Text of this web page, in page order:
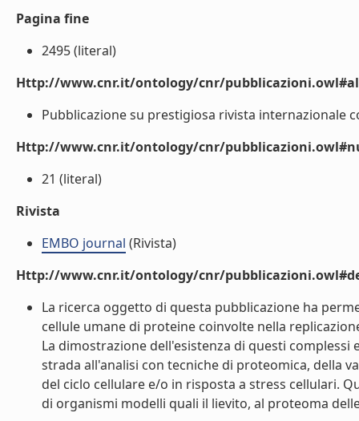
Pagina fine
2495 (literal)
Http://www.cnr.it/ontology/cnr/
Pubblicazione su prestigiosa rivista internazionale
Http://www.cnr.it/ontology/cnr/
21 (literal)
Rivista
EMBO journal (Rivista)
Http://www.cnr.it/ontology/cnr/
La ricerca oggetto di questa pubblicazione ha
cellule umane di proteine coinvolte nella
La dimostrazione dell'esistenza di questi
strada all'analisi con tecniche di proteomica, della
del ciclo cellulare e/o in risposta a stress cellulari.
di organismi modelli quali il lievito, al proteoma